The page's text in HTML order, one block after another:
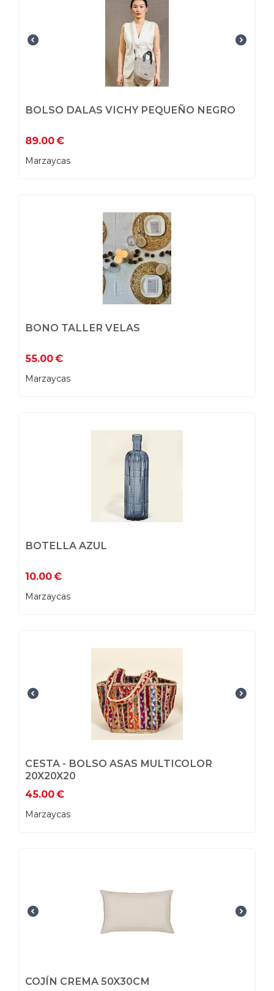
BOLSO DALAS VICHY PEQUEÑO NEGRO
89.00€
Marzaycas
BONO TALLER VELAS
55.00€
Marzaycas
BOTELLA AZUL
10.00€
Marzaycas
CESTA - BOLSO ASAS MULTICOLOR
20X20X20
45.00€
Marzaycas
COJÍN CREMA 50X30CM